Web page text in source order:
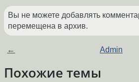
Вы не можете добавлять
перемещена в архив.
← Admin
Похожие темы